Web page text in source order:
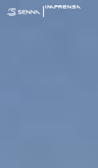
| IMPRENSA